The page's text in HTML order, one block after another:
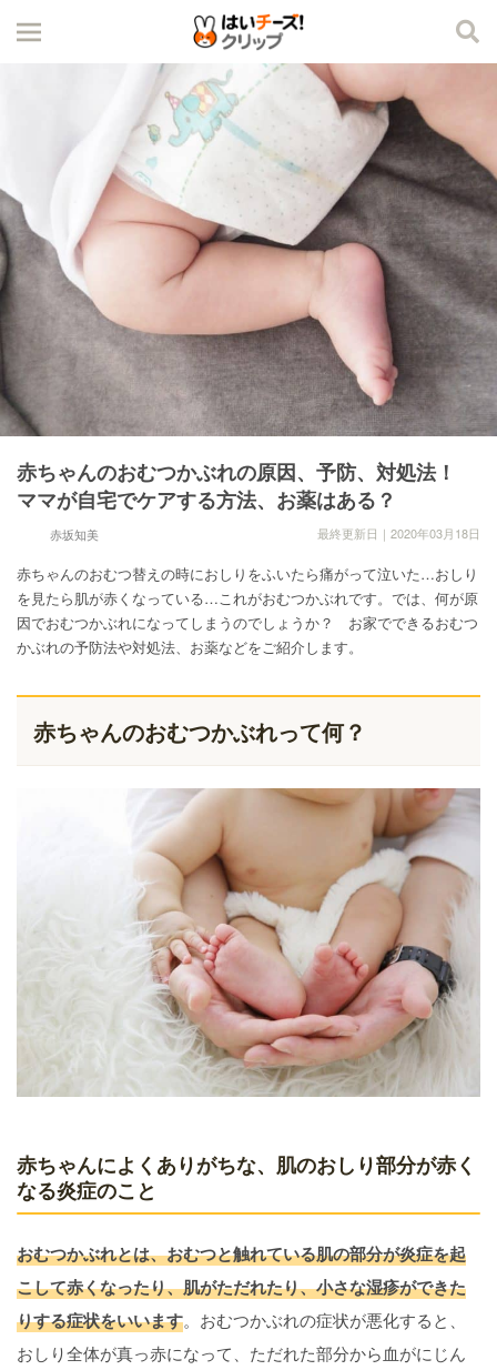
赤ちゃんのおむつかぶれの原因、予防、対処法！
ママが自宅でケアする方法、お薬はある？
赤坂知美 最終更新日｜2020年03月18日
赤ちゃんのおむつ替えの時におしりをふいたら痛がって泣いた…おしり
を見たら肌が赤くなっている…これがおむつかぶれです。では、何が原
因でおむつかぶれになってしまうのでしょうか？ お家でできるおむつ
かぶれの予防法や対処法、お薬などをご紹介します。
赤ちゃんのおむつかぶれって何？
赤ちゃんによくありがちな、肌のおしり部分が赤く
なる炎症のこと
おむつかぶれとは、おむつと触れている肌の部分が炎症を起
こして赤くなったり、肌がただれたり、小さな湿疹ができた
りする症状をいいます。おむつかぶれの症状が悪化すると、
おしり全体が真っ赤になって、ただれた部分から血がにじん